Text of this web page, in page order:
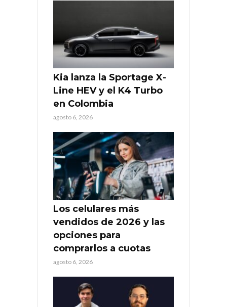
Kia lanza la Sportage X-
Line HEV y el K4 Turbo
en Colombia
agosto 6, 2026
Los celulares más
vendidos de 2026 y las
opciones para
comprarlos a cuotas
agosto 6, 2026